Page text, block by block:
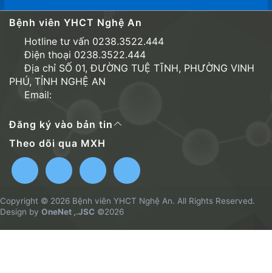
Bệnh viên YHCT Nghệ An
Hotline tư vấn 0238.3522.444
Điện thoại 0238.3522.444
Địa chỉ SỐ 01, ĐƯỜNG TUỆ TĨNH, PHƯỜNG VINH
PHÚ, TỈNH NGHỆ AN
Email:
Đăng ký vào bản tin
Theo dõi qua MXH
Copyright © 2026 Bệnh viên YHCT Nghệ An. All Rights Reserved.
Design by OneNet ,.JSC ©2026